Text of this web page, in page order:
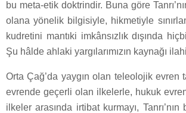
bu meta-etik doktrindir. Buna göre
olana yönelik bilgisiyle, hikmetiyle
kudretini mantıki imkânsızlık dışında
Şu hâlde ahlaki yargılarımızın kaynağı
Orta Çağ’da yaygın olan teleolojik evren
evrende geçerli olan ilkelerle, hukuk
ilkeler arasında irtibat kurmayı,